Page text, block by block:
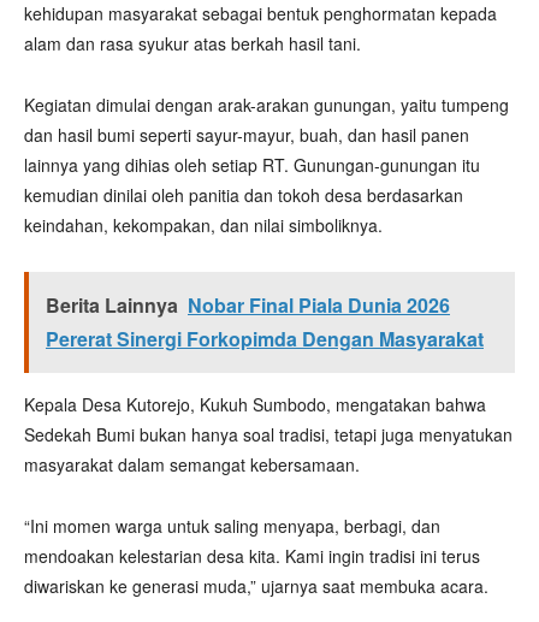
kehidupan masyarakat sebagai bentuk penghormatan kepada
alam dan rasa syukur atas berkah hasil tani.
Kegiatan dimulai dengan arak-arakan gunungan, yaitu tumpeng
dan hasil bumi seperti sayur-mayur, buah, dan hasil panen
lainnya yang dihias oleh setiap RT. Gunungan-gunungan itu
kemudian dinilai oleh panitia dan tokoh desa berdasarkan
keindahan, kekompakan, dan nilai simboliknya.
Berita Lainnya Nobar Final Piala Dunia 2026
Pererat Sinergi Forkopimda Dengan Masyarakat
Kepala Desa Kutorejo, Kukuh Sumbodo, mengatakan bahwa
Sedekah Bumi bukan hanya soal tradisi, tetapi juga menyatukan
masyarakat dalam semangat kebersamaan.
“Ini momen warga untuk saling menyapa, berbagi, dan
mendoakan kelestarian desa kita. Kami ingin tradisi ini terus
diwariskan ke generasi muda,” ujarnya saat membuka acara.